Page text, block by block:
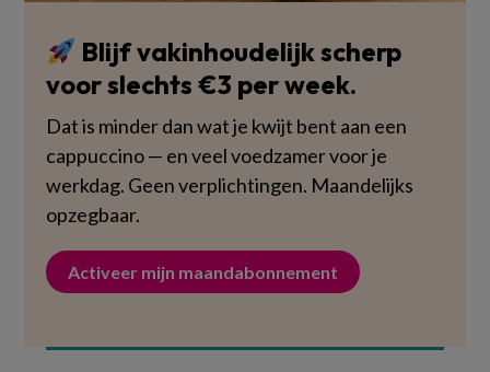
Blijf vakinhoudelijk scherp
voor slechts €3 per week.
Dat is minder dan wat je kwijt bent aan een
cappuccino — en veel voedzamer voor je
werkdag. Geen verplichtingen. Maandelijks
opzegbaar.
Activeer mijn maandabonnement